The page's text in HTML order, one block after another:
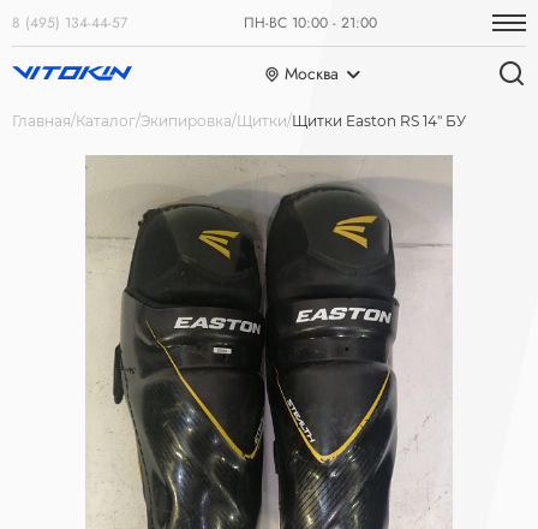
8 (495) 134-44-57 ПН-ВС 10:00 - 21:00
Москва
Главная Каталог Экипировка Щитки Щитки Easton RS 14" БУ